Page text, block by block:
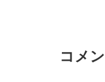
コメ